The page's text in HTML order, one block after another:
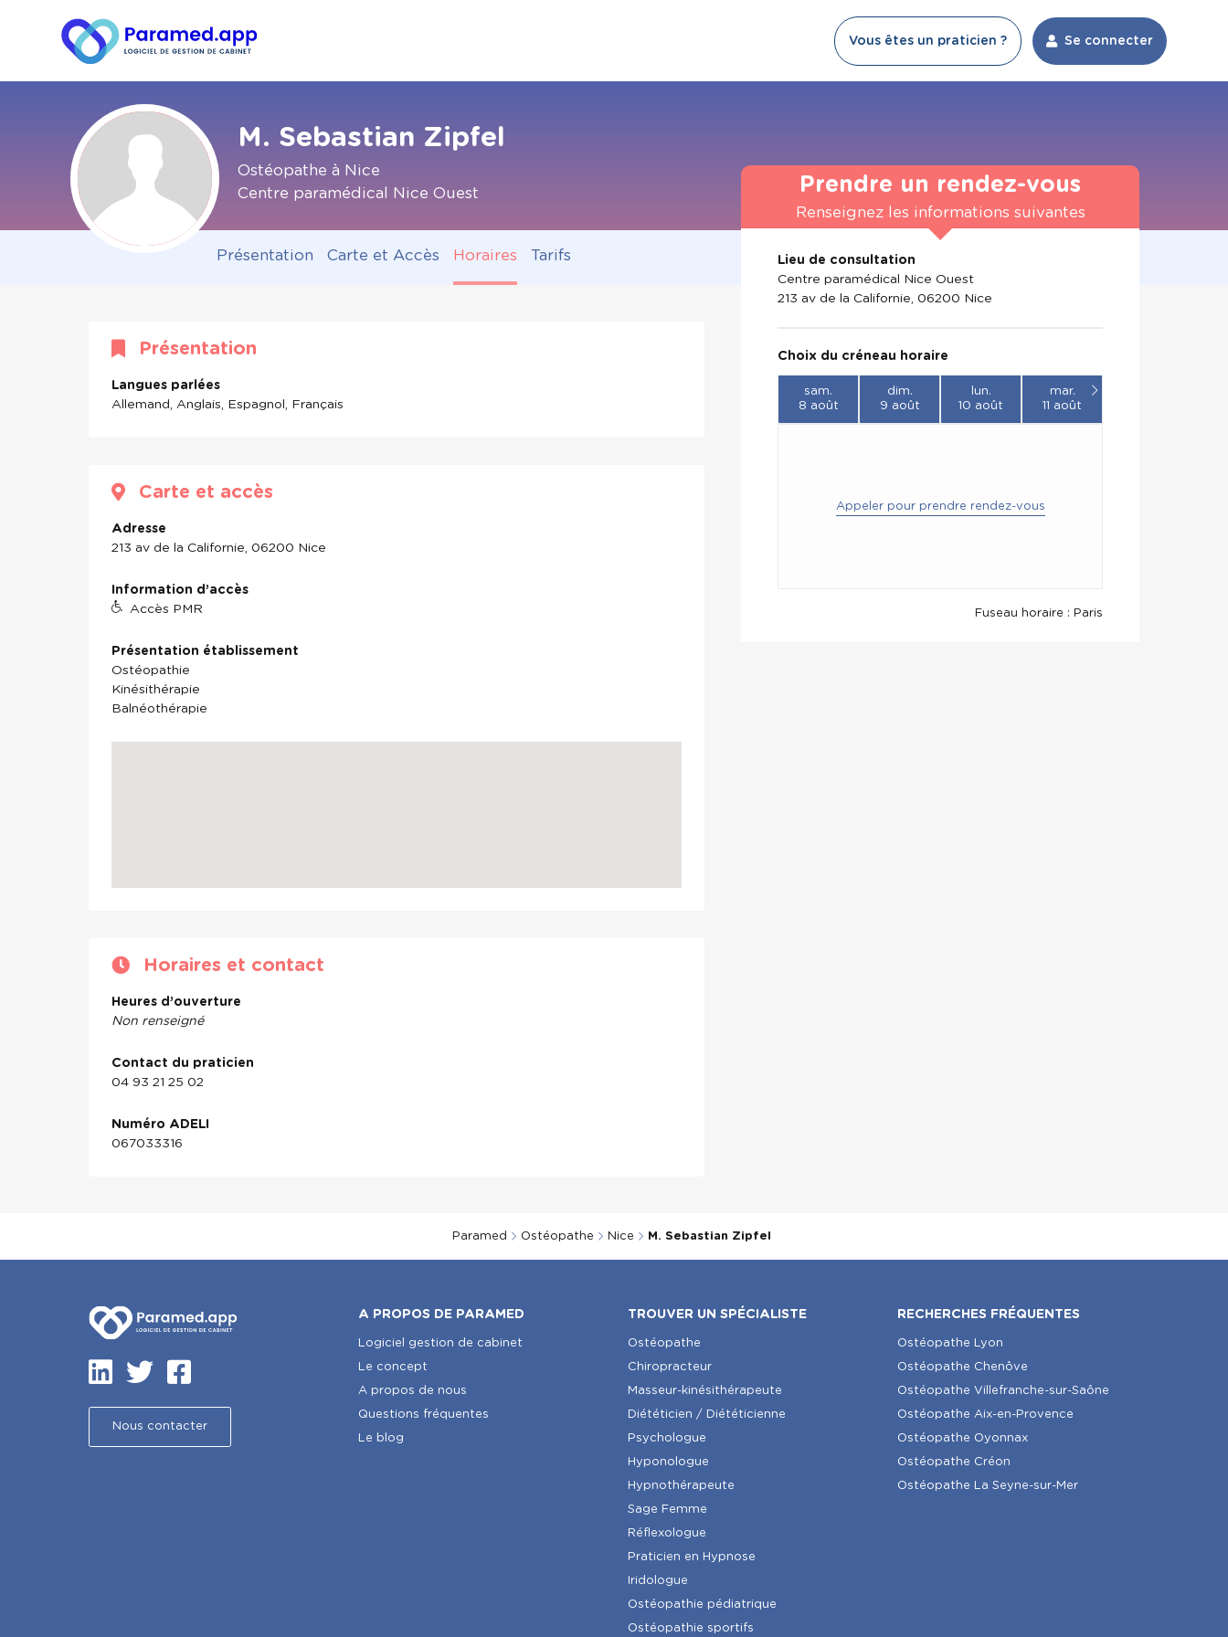
Vous êtes un praticien ? Se connecter
M. Sebastian Zipfel
Ostéopathe à Nice
Centre paramédical Nice Ouest
Présentation Carte et Accès Horaires Tarifs
Présentation
Langues parlées
Allemand, Anglais, Espagnol, Français
Carte et accès
Adresse
213 av de la Californie, 06200 Nice
Information d’accès
Accès PMR
Présentation établissement
Ostéopathie
Kinésithérapie
Balnéothérapie
Horaires et contact
Heures d’ouverture
Non renseigné
Contact du praticien
04 93 21 25 02
Numéro ADELI
067033316
Prendre un rendez-vous
Renseignez les informations suivantes
Lieu de consultation
Centre paramédical Nice Ouest
213 av de la Californie, 06200 Nice
Choix du créneau horaire
sam.
8 août
dim.
9 août
lun.
10 août
mar.
11 août
Appeler pour prendre rendez-vous
Fuseau horaire : Paris
Paramed Ostéopathe Nice M. Sebastian Zipfel
Nous contacter
A PROPOS DE PARAMED
Logiciel gestion de cabinet
Le concept
A propos de nous
Questions fréquentes
Le blog
TROUVER UN SPÉCIALISTE
Ostéopathe
Chiropracteur
Masseur-kinésithérapeute
Diététicien / Diététicienne
Psychologue
Hyponologue
Hypnothérapeute
Sage Femme
Réflexologue
Praticien en Hypnose
Iridologue
Ostéopathie pédiatrique
Ostéopathie sportifs
RECHERCHES FRÉQUENTES
Ostéopathe Lyon
Ostéopathe Chenôve
Ostéopathe Villefranche-sur-Saône
Ostéopathe Aix-en-Provence
Ostéopathe Oyonnax
Ostéopathe Créon
Ostéopathe La Seyne-sur-Mer